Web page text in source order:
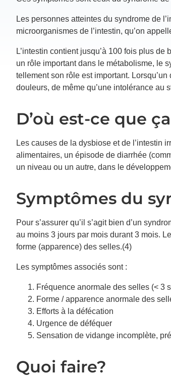
Les personnes atteintes du syndrome de
microorganismes de l’intestin, qu’on
L’intestin contient jusqu’à 100 fois plus
un rôle important dans le métabolisme, le
tellement son rôle est important.
douleurs, de même qu’une intolérance au
D’où est-ce que
Les causes de la dysbiose et de l’intestin
alimentaires, un épisode de diarrhée
un niveau ou un autre, dans le
Symptômes du
Pour s’assurer qu’il s’agit bien d’un
au moins 3 jours par mois durant 3 mois.
forme (apparence) des selles.(4)
Les symptômes associés sont :
Fréquence anormale des selles (< 3
Forme / apparence anormale des
Efforts à la défécation
Urgence de déféquer
Sensation de vidange incomplète,
Quoi faire?